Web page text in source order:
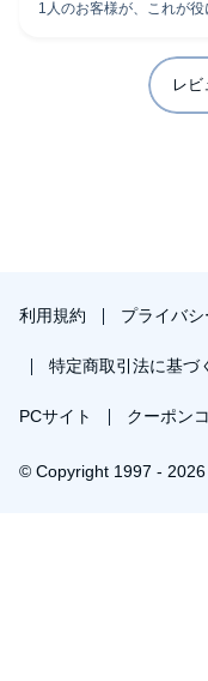
り、最後にタイトル
事。これだけ話題性
を入れると話が複雑
レ
利用規約 プライバシ
特定商取引法に基づ
PCサイト クーポン
© Copyright 1997 -